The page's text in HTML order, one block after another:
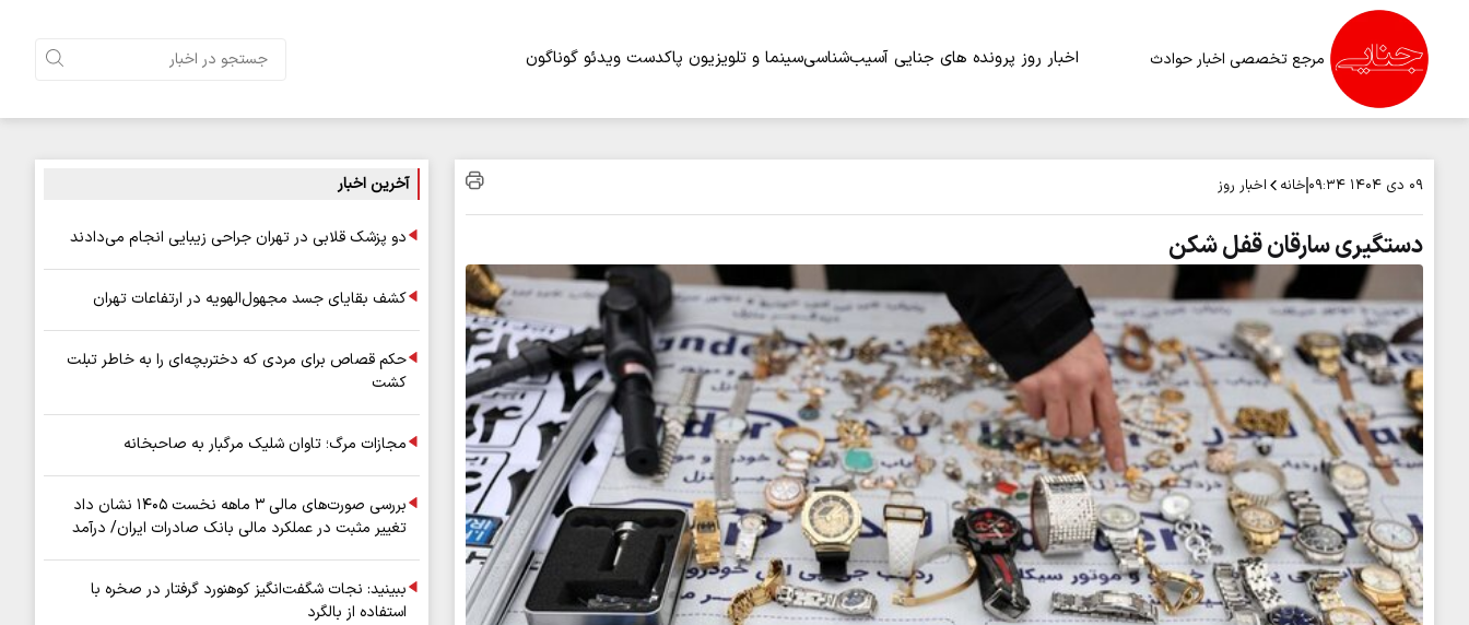
مرجع تخصصی اخبار حوادث اخبار روز پرونده های جنایی آسیب‌شناسیسینما و تلویزیون پاکدست ویدئو گوناگون
۰۹ دی ۱۴۰۴ ۰۹:۳۴ خانه اخبار روز
دستگیری سارقان قفل شکن
آخرین اخبار
دو پزشک قلابی در تهران جراحی زیبایی انجام می‌دادند
کشف بقایای جسد مجهول‌الهویه در ارتفاعات تهران
حکم قصاص برای مردی که دختربچه‌ای را به خاطر تبلت
کشت
مجازات مرگ؛ تاوان شلیک مرگبار به صاحبخانه
بررسی صورت‌های مالی ۳ ماهه نخست ۱۴۰۵ نشان داد
تغییر مثبت در عملکرد مالی بانک صادرات ایران/ درآمد
ببینید: نجات شگفت‌انگیز کوهنورد گرفتار در صخره با
استفاده از بالگرد